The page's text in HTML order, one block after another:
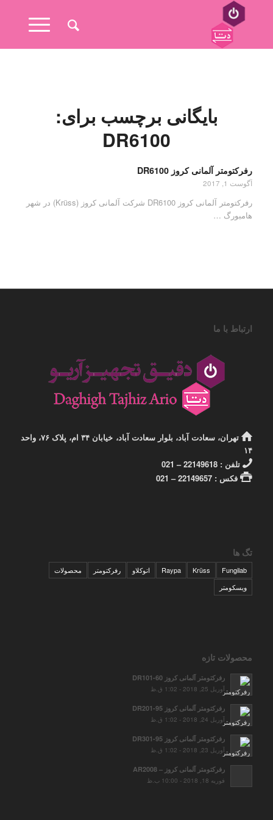
بایگانی برچسب برای:
DR6100
رفرکتومتر آلمانی کروز DR6100
آگوست 1, 2017
رفرکتومتر آلمانی کروز DR6100 شرکت آلمانی کروز (Krüss) در شهر
هامبورگ …
ارتباط با ما
تهران، سعادت آباد، بلوار سعادت آباد، خیابان ۳۴ ام، پلاک ۷۶، واحد
۱۴
تلفن : 22149618 – 021
فکس : 22149657 – 021
تگ ها
Fungilab
Krüss
Raypa اتوکلاو رفرکتومتر
محصولات
ویسکومتر
محصولات تازه
رفرکتومتر آلمانی کروز DR101-60
آوریل 25, 2018 - 1:02 ق.ظ
رفرکتومتر آلمانی کروز DR201-95
آوریل 24, 2018 - 1:02 ق.ظ
رفرکتومتر آلمانی کروز DR301-95
آوریل 23, 2018 - 1:02 ق.ظ
رفرکتومتر آلمانی کروز – AR2008
فوریه 18, 2018 - 10:00 ب.ظ